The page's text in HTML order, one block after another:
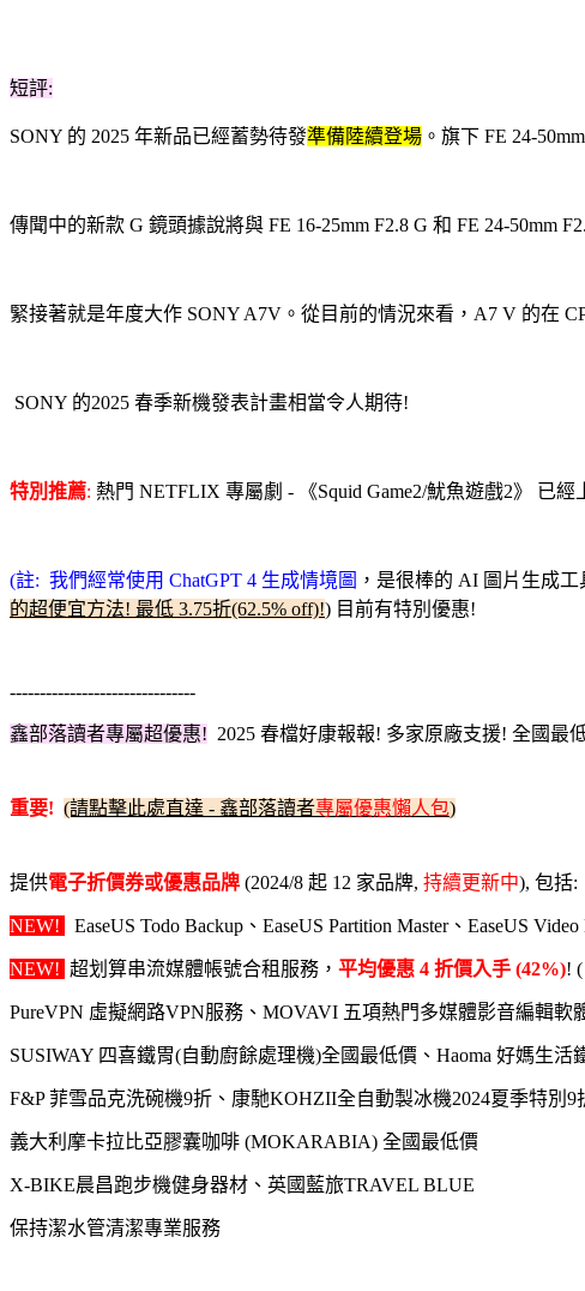
短評:
SONY 的 2025 年新品已經蓄勢待發準備陸續登場 。旗下 FE 24-
傳聞中的新款 G 鏡頭據說將與 FE 16-25mm F2.8 G 和 FE 24-
緊接著就是年度大作 SONY A7V 。從目前的情況來看，A7 V 的在
SONY 的2025 春季新機發表計畫相當令人期待!
特別推薦: 熱門 NETFLIX 專屬劇 - 《Squid Game2/魷魚遊戲2》 已經
(註: 我們經常使用 ChatGPT 4 生成情境圖 ，是很棒的 AI 圖片生成
的超便宜方法! 最低 3.75折(62.5% off)!) 目前有特別優惠!
-------------------------------
鑫部落讀者專屬超優惠! 2025 春檔好康報報! 多家原廠支援! 全國最
重要! (請點擊此處直達 - 鑫部落讀者專屬優惠懶人包)
提供電子折價券或優惠品牌 (2024/8 起 12 家品牌, 持續更新中), 包括:
NEW! EaseUS Todo Backup、EaseUS Partition Master、EaseUS
NEW! 超划算串流媒體帳號合租服務， 平均優惠 4 折價入手 (42%)! (
PureVPN 虛擬網路VPN服務、MOVAVI 五項熱門多媒體影音編輯軟
SUSIWAY 四喜鐵胃(自動廚餘處理機)全國最低價、Haoma 好媽生
F&P 菲雪品克洗碗機9折、康馳KOHZII全自動製冰機2024夏季特別9
義大利摩卡拉比亞膠囊咖啡 (MOKARABIA) 全國最低價
X-BIKE晨昌跑步機健身器材、英國藍旅TRAVEL BLUE
保持潔水管清潔專業服務